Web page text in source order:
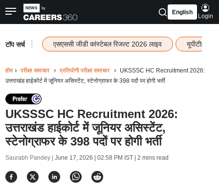
English
Login
टॉप सर्च एसएससी जीडी कांस्टेबल रिजल्ट 2026 लाइव यूपीटीईटी
होम परीक्षा समाचार प्रतियोगी परीक्षा समाचार
UKSSSC HC Recruitment 2026:
उत्तराखंड हाईकोर्ट में जूनियर असिस्टेंट, स्टेनोग्राफर के 398 पदों पर होगी भर्ती
UKSSSC HC Recruitment 2026:
उत्तराखंड हाईकोर्ट में जूनियर असिस्टेंट,
स्टेनोग्राफर के 398 पदों पर होगी भर्ती
Saurabh Pandey | June 17, 2026 | 02:58 PM IST| 2 mins read